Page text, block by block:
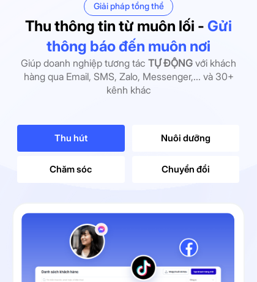
Thu thông tin từ muôn lối - Gửi
thông báo đến muôn nơi
Giúp doanh nghiệp tương tác TỰ ĐỘNG với khách
hàng qua Email, SMS, Zalo, Messenger,... và 30+
kênh khác
Giải pháp tổng thể
Thu hút Nuôi dưỡng
Chuyển đổi
Chăm sóc